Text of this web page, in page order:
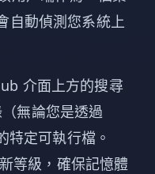
自動偵測您系統上
介面上方的搜尋
無論您是透過
定可執行檔。
等級，確保記憶體